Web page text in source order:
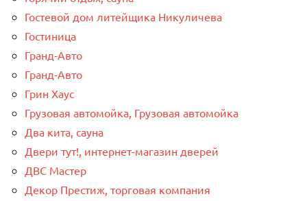
Гостевой дом литейщика Никуличева
Гостиница
Гранд-Авто
Гранд-Авто
Грин Хаус
Грузовая автомойка, Грузовая автомойка
Два кита, сауна
Двери тут!, интернет-магазин дверей
ДВС Мастер
Декор Престиж, торговая компания